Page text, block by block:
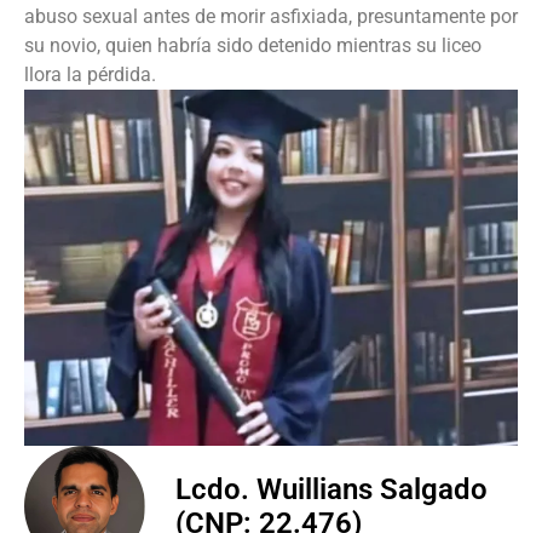
abuso sexual antes de morir asfixiada, presuntamente por
su novio, quien habría sido detenido mientras su liceo
llora la pérdida.
Lcdo. Wuillians Salgado
(CNP: 22.476)